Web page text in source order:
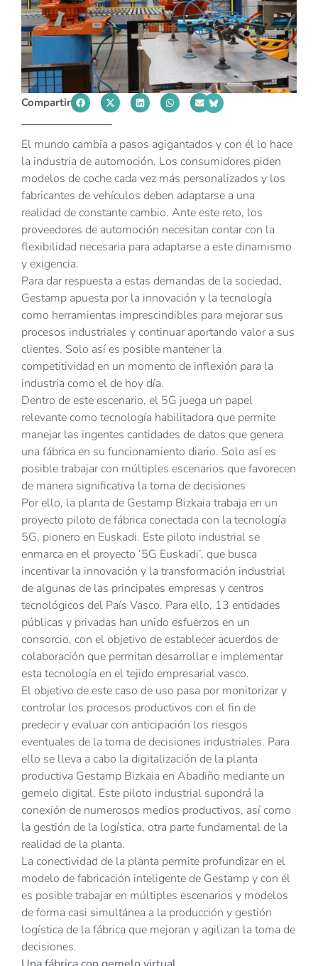
Compartir
El mundo cambia a pasos agigantados y con él lo hace
la industria de automoción. Los consumidores piden
modelos de coche cada vez más personalizados y los
fabricantes de vehículos deben adaptarse a una
realidad de constante cambio. Ante este reto, los
proveedores de automoción necesitan contar con la
flexibilidad necesaria para adaptarse a este dinamismo
y exigencia.
Para dar respuesta a estas demandas de la sociedad,
Gestamp apuesta por la innovación y la tecnología
como herramientas imprescindibles para mejorar sus
procesos industriales y continuar aportando valor a sus
clientes. Solo así es posible mantener la
competitividad en un momento de inflexión para la
industria como el de hoy día.
Dentro de este escenario, el 5G juega un papel
relevante como tecnología habilitadora que permite
manejar las ingentes cantidades de datos que genera
una fábrica en su funcionamiento diario. Solo así es
posible trabajar con múltiples escenarios que favorecen
de manera significativa la toma de decisiones
Por ello, la planta de Gestamp Bizkaia trabaja en un
proyecto piloto de fábrica conectada con la tecnología
5G, pionero en Euskadi. Este piloto industrial se
enmarca en el proyecto ‘5G Euskadi’, que busca
incentivar la innovación y la transformación industrial
de algunas de las principales empresas y centros
tecnológicos del País Vasco. Para ello, 13 entidades
públicas y privadas han unido esfuerzos en un
consorcio, con el objetivo de establecer acuerdos de
colaboración que permitan desarrollar e implementar
esta tecnología en el tejido empresarial vasco.
El objetivo de este caso de uso pasa por monitorizar y
controlar los procesos productivos con el fin de
predecir y evaluar con anticipación los riesgos
eventuales de la toma de decisiones industriales. Para
ello se lleva a cabo la digitalización de la planta
productiva Gestamp Bizkaia en Abadiño mediante un
gemelo digital. Este piloto industrial supondrá la
conexión de numerosos medios productivos, así como
la gestión de la logística, otra parte fundamental de la
realidad de la planta.
La conectividad de la planta permite profundizar en el
modelo de fabricación inteligente de Gestamp y con él
es posible trabajar en múltiples escenarios y modelos
de forma casi simultánea a la producción y gestión
logística de la fábrica que mejoran y agilizan la toma de
decisiones.